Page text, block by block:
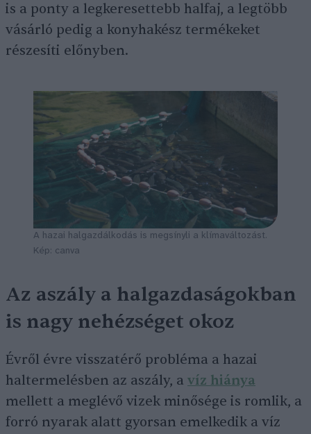
is a ponty a legkeresettebb halfaj, a legtöbb
vásárló pedig a konyhakész termékeket
részesíti előnyben.
A hazai halgazdálkodás is megsínyli a klímaváltozást.
Kép: canva
Az aszály a halgazdaságokban
is nagy nehézséget okoz
Évről évre visszatérő probléma a hazai
haltermelésben az aszály, a víz hiánya
mellett a meglévő vizek minősége is romlik, a
forró nyarak alatt gyorsan emelkedik a víz